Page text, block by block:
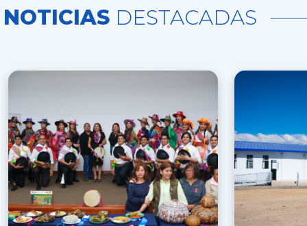
NOTICIAS DESTACADAS